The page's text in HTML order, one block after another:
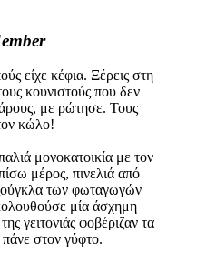
είχε κέφια. Ξέρεις στη
κουνιστούς που δεν
με ρώτησε. Τους
κώλο!
μονοκατοικία με τον
μέρος, πινελιά από
των φωταγωγών
μία άσχημη
γειτονιάς φοβέριζαν τα
πάνε στον γύφτο.